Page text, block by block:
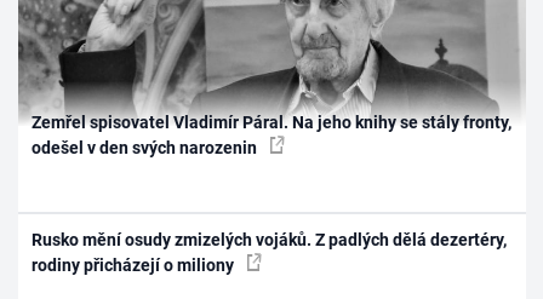
Zemřel spisovatel Vladimír Páral. Na jeho knihy se stály fronty,
odešel v den svých narozenin
Rusko mění osudy zmizelých vojáků. Z padlých dělá dezertéry,
rodiny přicházejí o miliony